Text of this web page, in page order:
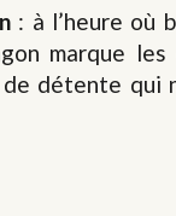
: à l’heure où
marque
détente qui